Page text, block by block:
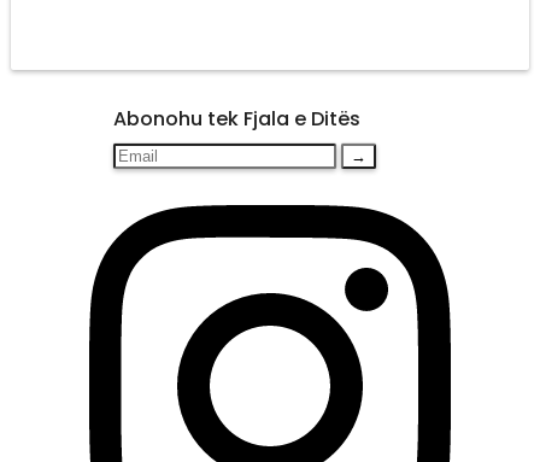
Abonohu tek Fjala e Ditës